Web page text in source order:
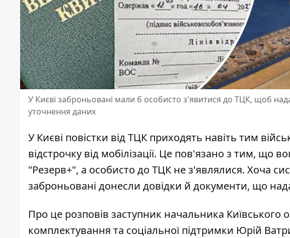
У Києві заброньовані мали б особисто з'явитися до ТЦК, щоб
уточнення даних
У Києві повістки від ТЦК приходять навіть тим
відстрочку від мобілізації. Це пов'язано з тим, що
"Резерв+", а особисто до ТЦК не з'являлися. Хоча
заброньовані донесли довідки й документи, що
Про це розповів заступник начальника Київського
комплектування та соціальної підтримки Юрій